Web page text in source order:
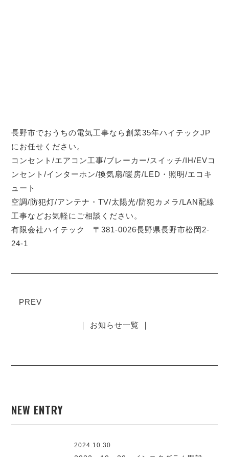
長野市でおうちの電気工事なら創業35年ハイテックJP
にお任せください。
コンセント/エアコン工事/ブレーカー/スイッチ/IH/EVコ
ンセント/インターホン/換気扇/暖房/LED・照明/エコキ
ュート
空調/防犯灯/アンテナ・TV/太陽光/防犯カメラ/LAN配線
工事などお気軽にご相談ください。
有限会社ハイテック 〒381-0026長野県長野市松岡2-
24-1
PREV
｜ お知らせ一覧 ｜
NEW ENTRY
2024.10.30